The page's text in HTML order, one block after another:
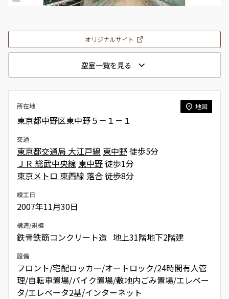
オリジナルサイト
空室一覧を見る
所在地 地図
東京都中野区東中野５－１－１
交通
東京都交通局 大江戸線 東中野徒歩5分
ＪＲ 総武中央線 東中野徒歩1分
東京メトロ 東西線 落合徒歩8分
竣工日
2007年11月30日
構造/規模
鉄骨鉄筋コンクリート造 地上31階地下2階建
設備
フロント/宅配ロッカー/オートロック/24時間有人管
理/自転車置場/バイク置場/敷地内ごみ置場/エレベー
タ/エレベータ2基/インターネット